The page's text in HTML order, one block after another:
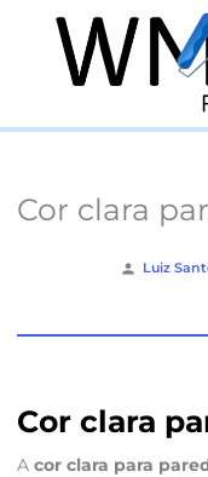
conteúdo
Cor clara
Luiz
Cor clara
A cor clara para